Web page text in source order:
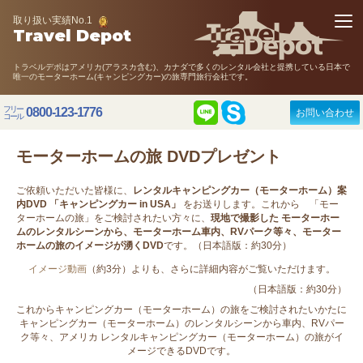
取り扱い実績No.1
Travel Depot
トラベルデポはアメリカ(アラスカ含む)、カナダで多くのレンタル会社と提携している日本で
唯一のモーターホーム(キャンピングカー)の旅専門旅行会社です。
フリー
コール 0800-123-1776 お問い合わせ
モーターホームの旅 DVDプレゼント
ご依頼いただいた皆様に、
レンタルキャンピングカー（モーターホーム）案
内DVD 「キャンピングカー in USA」
をお送りします。これから 「モー
ターホームの旅」をご検討されたい方々に、 現地で撮影した モーターホー
ムのレンタルシーンから、モーターホーム車内、RVパーク等々、モーター
ホームの旅のイメージが湧くDVDです。（日本語版：約30分）
イメージ動画（約3分）よりも、さらに詳細内容がご覧いただけます。
（日本語版：約30分）
これからキャンピングカー（モーターホーム）の旅をご検討されたいかたに
キャンピングカー（モーターホーム）のレンタルシーンから車内、RVパー
ク等々、アメリカ レンタルキャンピングカー（モーターホーム）の旅がイ
メージできるDVDです。